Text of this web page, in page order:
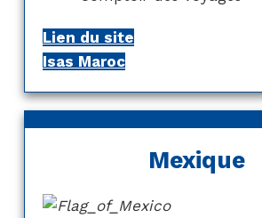
Lien du site
Isas Maroc
Mexique